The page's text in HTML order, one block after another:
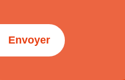
Envoyer